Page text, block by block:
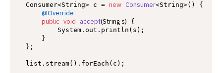
Consumer<String> c = new Consumer<String>() {
@Override
public void accept(String s) {
        System.out.println(s);
    }
};